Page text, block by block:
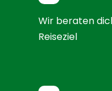
Wir beraten
Reiseziel